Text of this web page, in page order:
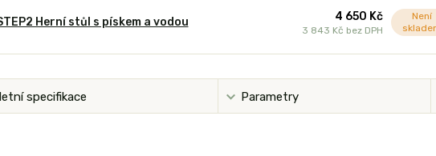
Herní stůl s pískem a vodou 4 650 Kč
3 843 Kč bez DPH
Není
specifikace Parametry